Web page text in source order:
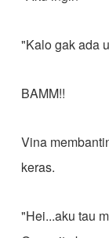
"Kalo gak ada
BAMM!!
Vina
keras.
"Hei...aku tau